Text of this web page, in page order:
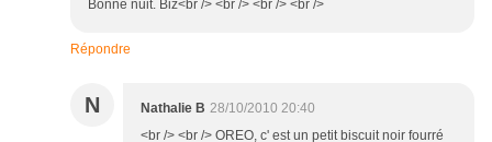
Bonne nuit. Biz<br /> <br /> <br /> <br />
Répondre
N Nathalie B 28/10/2010 20:40
<br /> <br /> OREO, c' est un petit biscuit noir fourré